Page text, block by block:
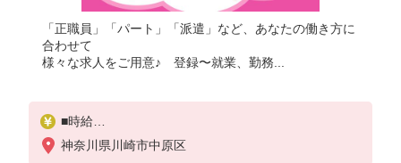
「正職員」「パート」「派遣」など、あなたの働き方に
合わせて
様々な求人をご用意♪ 登録〜就業、勤務...
■時給
1,500円〜1,700円
※交通費別途全額支給（規定あり）
神奈川県川崎市中原区